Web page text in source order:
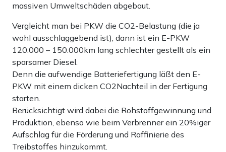
massiven Umweltschäden abgebaut.
Vergleicht man bei PKW die CO2-Belastung (die ja
wohl ausschlaggebend ist), dann ist ein E-PKW
120.000 – 150.000km lang schlechter gestellt als ein
sparsamer Diesel.
Denn die aufwendige Batteriefertigung läßt den E-
PKW mit einem dicken CO2Nachteil in der Fertigung
starten.
Berücksichtigt wird dabei die Rohstoffgewinnung und
Produktion, ebenso wie beim Verbrenner ein 20%iger
Aufschlag für die Förderung und Raffinierie des
Treibstoffes hinzukommt.